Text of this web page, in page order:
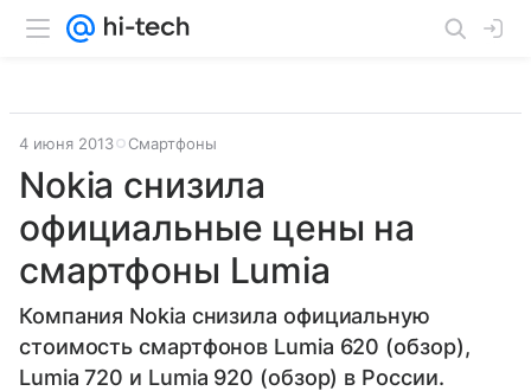
4 июня 2013 Смартфоны
Nokia снизила
официальные цены на
смартфоны Lumia
Компания Nokia снизила официальную
стоимость смартфонов Lumia 620 (обзор),
Lumia 720 и Lumia 920 (обзор) в России.